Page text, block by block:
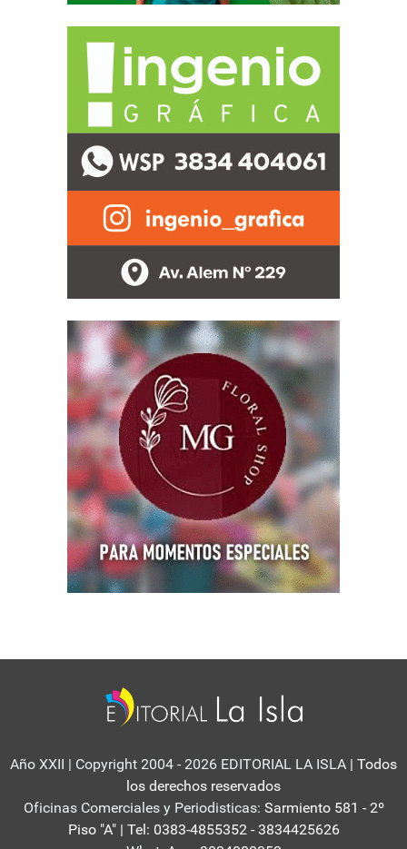
Año XXII | Copyright 2004 - 2026 EDITORIAL LA ISLA | Todos
los derechos reservados
Oficinas Comerciales y Periodisticas: Sarmiento 581 - 2º
Piso "A" | Tel: 0383-4855352 - 3834425626